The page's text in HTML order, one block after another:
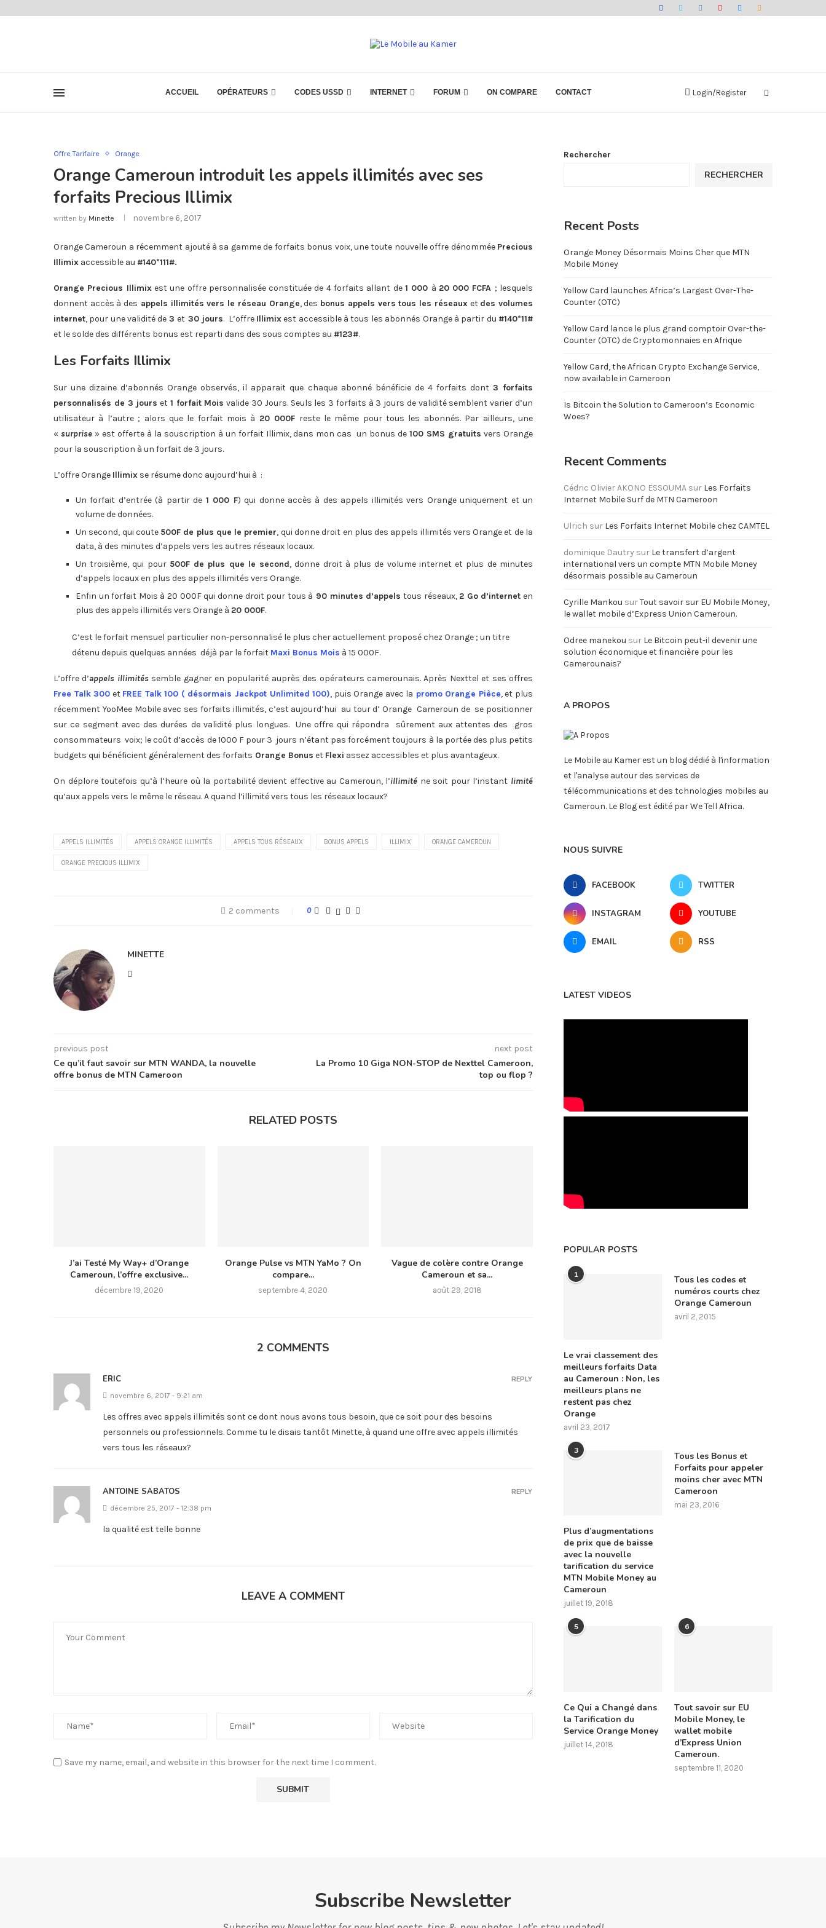
ACCUEIL OPÉRATEURS CODES USSD INTERNET FORUM ON COMPARE CONTACT Login/Register
Offre Tarifaire Orange
Orange Cameroun introduit les appels illimités avec ses
forfaits Precious Illimix
written by Minette novembre 6, 2017
Orange Cameroun a récemment ajouté à sa gamme de forfaits bonus voix, une toute nouvelle offre dénommée Precious
Illimix accessible au #140*111#.
Orange Precious Illimixest une offre personnalisée constituée de 4 forfaits allant de 1 000 à 20 000 FCFA ; lesquels
donnent accès à des appels illimités vers le réseau Orange, des bonus appels vers tous les réseauxet des volumes
internet, pour une validité de 3et 30 jours. L’offre Illimixest accessible à tous les abonnés Orange à partir du#140*11#
et le solde des différents bonus est reparti dans des sous comptes au #123#.
Les Forfaits Illimix
Sur une dizaine d’abonnés Orange observés, il apparait que chaque abonné bénéficie de 4 forfaits dont 3 forfaits
personnalisés de 3 jours et 1 forfait Mois valide 30 Jours. Seuls les 3 forfaits à 3 jours de validité semblent varier d’un
utilisateur à l’autre ; alors que le forfait mois à 20 000F reste le même pour tous les abonnés. Par ailleurs, une
« surprise » est offerte à la souscription à un forfait Illimix, dans mon cas un bonus de100 SMS gratuits vers Orange
pour la souscription à un forfait de 3 jours.
L’offre Orange Illimix se résume donc aujourd’hui à :
Un forfait d’entrée (à partir de 1 000 F) qui donne accès à des appels illimités vers Orange uniquement et un
volume de données.
Un second, qui coute 500F de plus que le premier, qui donne droit en plus des appels illimités vers Orange et de la
data, à des minutes d’appels vers les autres réseaux locaux.
Un troisième, qui pour 500F de plus que le second, donne droit à plus de volume internet et plus de minutes
d’appels locaux en plus des appels illimités vers Orange.
Enfin un forfait Mois à 20 000F qui donne droit pour tous à 90 minutes d’appels tous réseaux, 2 Go d’internet en
plus des appels illimités vers Orange à 20 000F.
C’est le forfait mensuel particulier non-personnalisé le plus cher actuellement proposé chez Orange ; un titre
détenu depuis quelques années déjà par le forfait Maxi Bonus Mois à 15 000F.
L’offre d’appels illimités semble gagner en popularité auprès des opérateurs camerounais. Après Nexttel et ses offres
Free Talk 300 et FREE Talk 100 ( désormais Jackpot Unlimited 100), puis Orange avec la promo Orange Pièce, et plus
récemment YooMee Mobile avec ses forfaits illimités, c’est aujourd’hui au tour d’ Orange Cameroun de se positionner
sur ce segment avec des durées de validité plus longues. Une offre qui répondra sûrement aux attentes des gros
consommateurs voix; le coût d’accès de 1000 F pour 3 jours n’étant pas forcément toujours à la portée des plus petits
budgets qui bénéficient généralement des forfaits Orange Bonus et Flexi assez accessibles et plus avantageux.
On déplore toutefois qu’à l’heure où la portabilité devient effective au Cameroun, l’illimité ne soit pour l’instant limité
qu’aux appels vers le même le réseau. A quand l’illimité vers tous les réseaux locaux?
APPELS ILLIMITÉS APPELS ORANGE ILLIMITÉS APPELS TOUS RÉSEAUX BONUS APPELS ILLIMIX ORANGE CAMEROUN
ORANGE PRECIOUS ILLIMIX
2 comments 0
MINETTE
previous post
Ce qu’il faut savoir sur MTN WANDA, la nouvelle
offre bonus de MTN Cameroon
next post
La Promo 10 Giga NON-STOP de Nexttel Cameroon,
top ou flop ?
RELATED POSTS
J’ai Testé My Way+ d’Orange
Cameroun, l’offre exclusive...
décembre 19, 2020
Orange Pulse vs MTN YaMo ? On
compare...
septembre 4, 2020
Vague de colère contre Orange
Cameroun et sa...
août 29, 2018
2 COMMENTS
ERIC
novembre 6, 2017 - 9:21 am
Les offres avec appels illimités sont ce dont nous avons tous besoin, que ce soit pour des besoins
personnels ou professionnels. Comme tu le disais tantôt Minette, à quand une offre avec appels illimités
vers tous les réseaux?
REPLY
ANTOINE SABATOS
décembre 25, 2017 - 12:38 pm
la qualité est telle bonne
REPLY
LEAVE A COMMENT
Save my name, email, and website in this browser for the next time I comment.
Rechercher
RECHERCHER
Recent Posts
Orange Money Désormais Moins Cher que MTN
Mobile Money
Yellow Card launches Africa’s Largest Over-The-
Counter (OTC)
Yellow Card lance le plus grand comptoir Over-the-
Counter (OTC) de Cryptomonnaies en Afrique
Yellow Card, the African Crypto Exchange Service,
now available in Cameroon
Is Bitcoin the Solution to Cameroon’s Economic
Woes?
Recent Comments
Cédric Olivier AKONO ESSOUMA sur Les Forfaits
Internet Mobile Surf de MTN Cameroon
Ulrich sur Les Forfaits Internet Mobile chez CAMTEL
dominique Dautry sur Le transfert d’argent
international vers un compte MTN Mobile Money
désormais possible au Cameroun
Cyrille Mankou surTout savoir sur EU Mobile Money,
le wallet mobile d’Express Union Cameroun.
Odree manekou sur Le Bitcoin peut-il devenir une
solution économique et financière pour les
Camerounais?
A PROPOS
Le Mobile au Kamer est un blog dédié à l'information
et l'analyse autour des services de
télécommunications et des tchnologies mobiles au
Cameroun. Le Blog est édité par We Tell Africa.
NOUS SUIVRE
FACEBOOK TWITTER
INSTAGRAM YOUTUBE
EMAIL RSS
LATEST VIDEOS
POPULAR POSTS
1
Le vrai classement des
meilleurs forfaits Data
au Cameroun : Non, les
meilleurs plans ne
restent pas chez
Orange
avril 23, 2017
Tous les codes et
numéros courts chez
Orange Cameroun
avril 2, 2015
3
Plus d’augmentations
de prix que de baisse
avec la nouvelle
tarification du service
MTN Mobile Money au
Cameroun
juillet 19, 2018
Tous les Bonus et
Forfaits pour appeler
moins cher avec MTN
Cameroon
mai 23, 2016
5
Ce Qui a Changé dans
la Tarification du
Service Orange Money
juillet 14, 2018
6
Tout savoir sur EU
Mobile Money, le
wallet mobile
d’Express Union
Cameroun.
septembre 11, 2020
Subscribe Newsletter